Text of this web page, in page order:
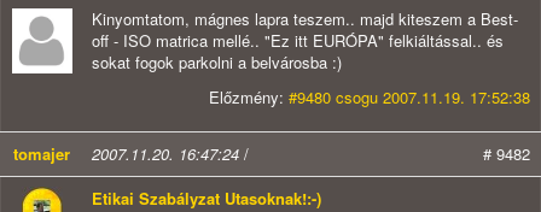
Kinyomtatom, mágnes lapra teszem.. majd kiteszem a Best-
off - ISO matrica mellé.. "Ez itt EURÓPA" felkiáltással.. és
sokat fogok parkolni a belvárosba :)
Előzmény: #9480 csogu 2007.11.19. 17:52:38
tomajer 2007.11.20. 16:47:24 /
# 9482
Etikai Szabályzat Utasoknak!:-)